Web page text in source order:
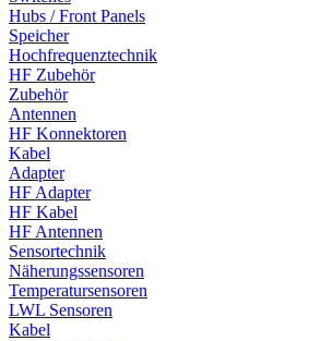
Hubs / Front Panels
Speicher
Hochfrequenztechnik
HF Zubehör
Zubehör
Antennen
HF Konnektoren
Kabel
Adapter
HF Adapter
HF Kabel
HF Antennen
Sensortechnik
Näherungssensoren
Temperatursensoren
LWL Sensoren
Kabel